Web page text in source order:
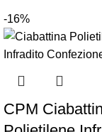
-16%
CPM